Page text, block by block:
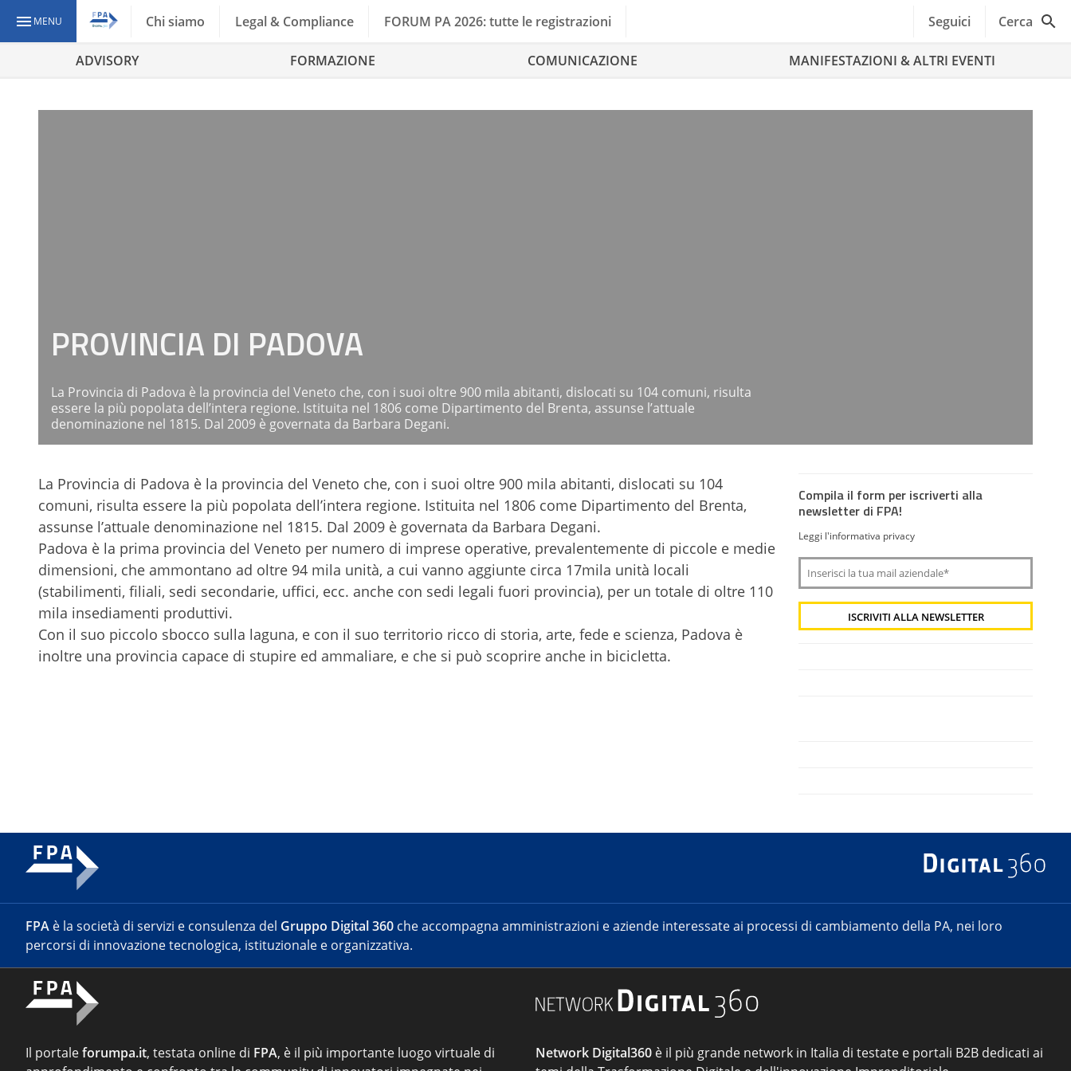
MENU Chi siamo Legal & Compliance FORUM PA 2026: tutte le registrazioni Seguici Cerca
ADVISORY FORMAZIONE COMUNICAZIONE MANIFESTAZIONI & ALTRI EVENTI
PROVINCIA DI PADOVA
La Provincia di Padova è la provincia del Veneto che, con i suoi oltre 900 mila abitanti, dislocati su 104 comuni, risulta
essere la più popolata dell’intera regione. Istituita nel 1806 come Dipartimento del Brenta, assunse l’attuale
denominazione nel 1815. Dal 2009 è governata da Barbara Degani.
La Provincia di Padova è la provincia del Veneto che, con i suoi oltre 900 mila abitanti, dislocati su 104
comuni, risulta essere la più popolata dell’intera regione. Istituita nel 1806 come Dipartimento del Brenta,
assunse l’attuale denominazione nel 1815. Dal 2009 è governata da Barbara Degani.
Padova è la prima provincia del Veneto per numero di imprese operative, prevalentemente di piccole e medie
dimensioni, che ammontano ad oltre 94 mila unità, a cui vanno aggiunte circa 17mila unità locali
(stabilimenti, filiali, sedi secondarie, uffici, ecc. anche con sedi legali fuori provincia), per un totale di oltre 110
mila insediamenti produttivi.
Con il suo piccolo sbocco sulla laguna, e con il suo territorio ricco di storia, arte, fede e scienza, Padova è
inoltre una provincia capace di stupire ed ammaliare, e che si può scoprire anche in bicicletta.
Compila il form per iscriverti alla
newsletter di FPA!
Leggi l'informativa privacy
FPA è la società di servizi e consulenza del Gruppo Digital 360 che accompagna amministrazioni e aziende interessate ai processi di cambiamento della PA, nei loro
percorsi di innovazione tecnologica, istituzionale e organizzativa.
Il portaleforumpa.it, testata online di FPA, è il più importante luogo virtuale di
Network Digital360 è il più grande network in Italia di testate e portali B2B dedicati ai